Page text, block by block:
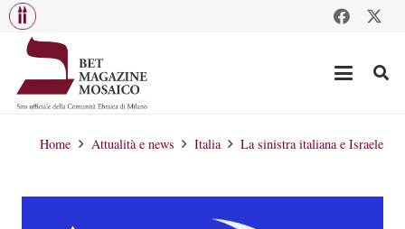
Home Attualità e news Italia La sinistra italiana e Israele